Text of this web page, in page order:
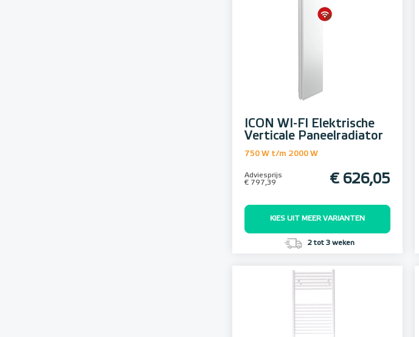
ICON WI-FI Elektrische
Verticale Paneelradiator
750 W t/m 2000 W
Adviesprijs
€ 797,39
€ 626,05
KIES UIT MEER VARIANTEN
2 tot 3 weken